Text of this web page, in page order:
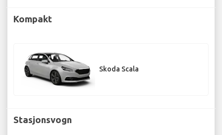
Kompakt
Skoda Scala
Stasjonsvogn